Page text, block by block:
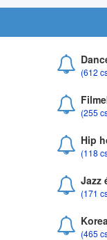
(612
(255
Hip
(118
Jazz
(171
(465